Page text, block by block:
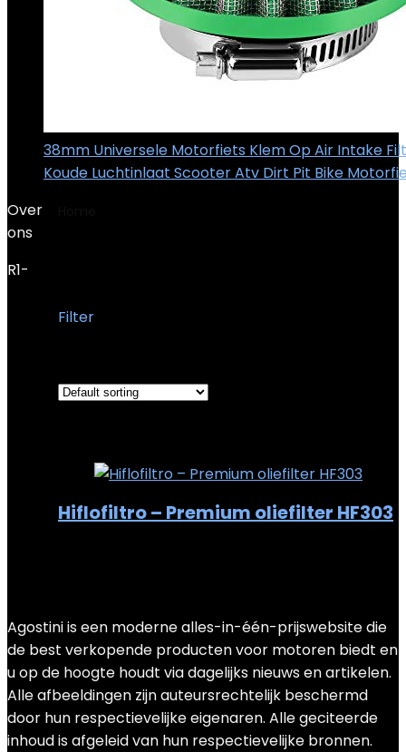
38mm Universele Motorfiets Klem Op Air Intake
Koude Luchtinlaat Scooter Atv Dirt Pit Bike
Filter
Hiflofiltro – Premium oliefilter HF303
Over
ons
R1-
Agostini is een moderne alles-in-één-prijswebsite die
de best verkopende producten voor motoren biedt en
u op de hoogte houdt via dagelijks nieuws en artikelen.
Alle afbeeldingen zijn auteursrechtelijk beschermd
door hun respectievelijke eigenaren. Alle geciteerde
inhoud is afgeleid van hun respectievelijke bronnen.